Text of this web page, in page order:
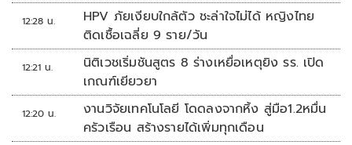
12:28 น.
HPV ภัยเงียบใกล้ตัว ชะล่าใจไม่ได้ หญิงไทย
ติดเชื้อเฉลี่ย 9 ราย/วัน
12:21 น.
นิติเวชเริ่มชันสูตร 8 ร่างเหยื่อเหตุยิง รร. เปิด
เกณฑ์เยียวยา
12:20 น.
งานวิจัยเทคโนโลยี โดดลงจากหิ้ง สู่มือ1.2หมื่น
ครัวเรือน สร้างรายได้เพิ่มทุกเดือน